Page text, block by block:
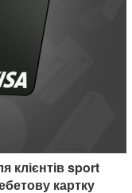
клієнтів sport
картку